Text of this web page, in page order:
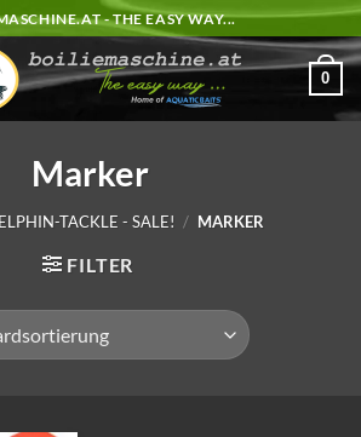
- THE EASY WAY...
0
Marker
TACKLE - SALE! / MARKER
FILTER